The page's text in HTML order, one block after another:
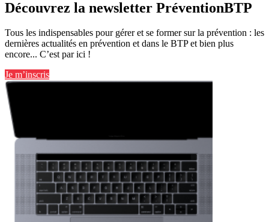
Découvrez la newsletter PréventionBTP
Tous les indispensables pour gérer et se former sur la prévention : les
dernières actualités en prévention et dans le BTP et bien plus
encore... C’est par ici !
Je m’inscris